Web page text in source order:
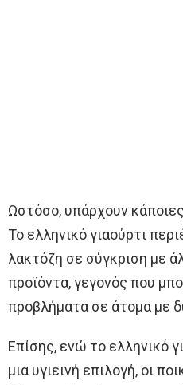
Ωστόσο, υπάρχουν
Το ελληνικό γιαούρτι
λακτόζη σε σύγκριση με
προϊόντα, γεγονός που
προβλήματα σε άτομα με
Επίσης, ενώ το ελληνικό
μια υγιεινή επιλογή, οι